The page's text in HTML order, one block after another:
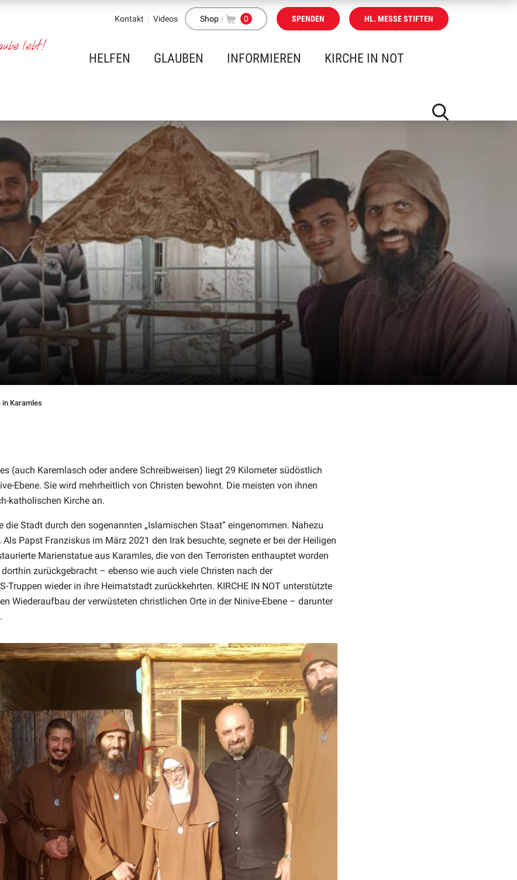
Kontakt Videos Shop | 0 SPENDEN HL. MESSE STIFTEN
HELFEN GLAUBEN INFORMIEREN KIRCHE IN NOT
Karamles
(auch Karemlasch oder andere Schreibweisen) liegt 29 Kilometer südöstlich
Ebene. Sie wird mehrheitlich von Christen bewohnt. Die meisten von ihnen
katholischen Kirche an.
die Stadt durch den sogenannten „Islamischen Staat“ eingenommen. Nahezu
Papst Franziskus im März 2021 den Irak besuchte, segnete er bei der Heiligen
Marienstatue aus Karamles, die von den Terroristen enthauptet worden
zurückgebracht – ebenso wie auch viele Christen nach der
Truppen wieder in ihre Heimatstadt zurückkehrten. KIRCHE IN NOT unterstützte
Wiederaufbau der verwüsteten christlichen Orte in der Ninive-Ebene – darunter